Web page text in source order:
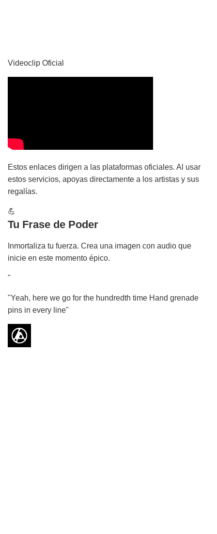
Videoclip Oficial
Estos enlaces dirigen a las plataformas oficiales. Al usar
estos servicios, apoyas directamente a los artistas y sus
regalías.
💪
Tu Frase de Poder
Inmortaliza tu fuerza. Crea una imagen con audio que
inicie en este momento épico.
"
"Yeah, here we go for the hundredth time Hand grenade
pins in every line"